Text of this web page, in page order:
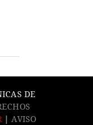
DE
|AVISO